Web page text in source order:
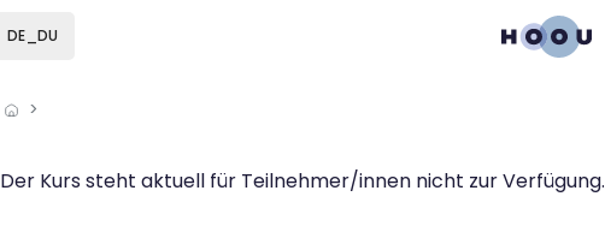
DE_DU
Der Kurs steht aktuell für Teilnehmer/innen nicht zur Verfügung.